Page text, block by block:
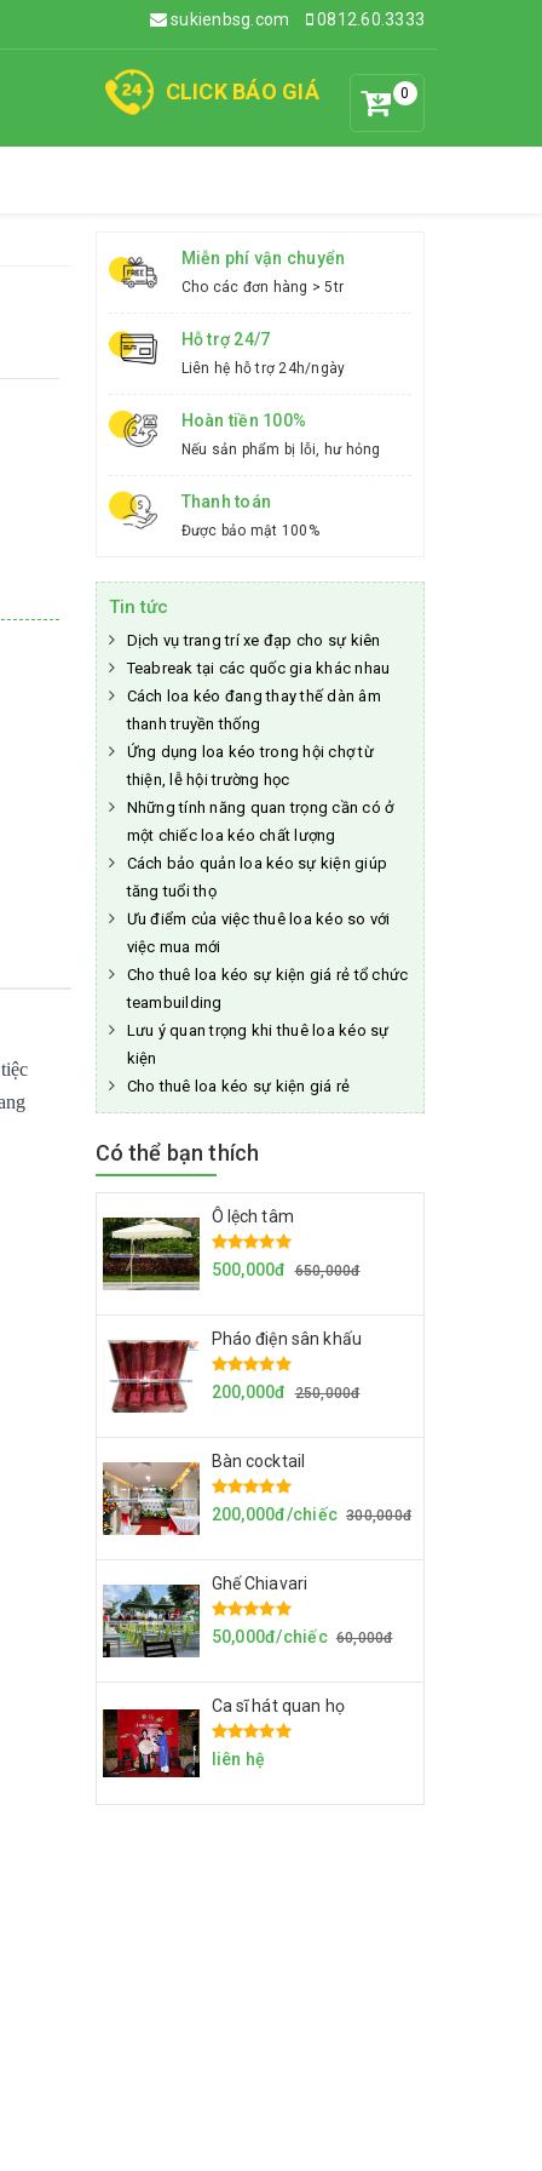
sukienbsg.com 0812.60.3333
0
CLICK BÁO GIÁ
Miễn phí vận chuyển
Cho các đơn hàng > 5tr
Hỗ trợ 24/7
Liên hệ hỗ trợ 24h/ngày
Hoàn tiền 100%
Nếu sản phẩm bị lỗi, hư hỏng
Thanh toán
Được bảo mật 100%
Tin tức
Dịch vụ trang trí xe đạp cho sự kiên
Teabreak tại các quốc gia khác nhau
Cách loa kéo đang thay thế dàn âm
thanh truyền thống
Ứng dụng loa kéo trong hội chợ từ
thiện, lễ hội trường học
Những tính năng quan trọng cần có ở
một chiếc loa kéo chất lượng
Cách bảo quản loa kéo sự kiện giúp
tăng tuổi thọ
Ưu điểm của việc thuê loa kéo so với
việc mua mới
Cho thuê loa kéo sự kiện giá rẻ tổ chức
teambuilding
Lưu ý quan trọng khi thuê loa kéo sự
kiện
Cho thuê loa kéo sự kiện giá rẻ
Có thể bạn thích
Ô lệch tâm
500,000đ 650,000đ
Pháo điện sân khấu
200,000đ 250,000đ
Bàn cocktail
200,000đ/chiếc 300,000đ
Ghế Chiavari
50,000đ/chiếc 60,000đ
Ca sĩ hát quan họ
liên hệ